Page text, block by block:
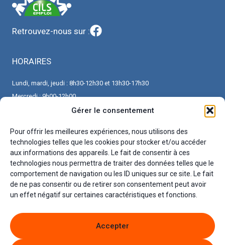
Gérer le consentement
Pour offrir les meilleures expériences, nous utilisons des
technologies telles que les cookies pour stocker et/ou accéder
aux informations des appareils. Le fait de consentir à ces
technologies nous permettra de traiter des données telles que le
comportement de navigation ou les ID uniques sur ce site. Le fait
de ne pas consentir ou de retirer son consentement peut avoir
un effet négatif sur certaines caractéristiques et fonctions.
Accepter
Retrouvez-nous sur :
HORAIRES
Lundi, mardi, jeudi : 8h30-12h30 et 13h30-17h30
Mercredi : 9h00-12h00
Vendredi : 8h30-12h30 et 13h30-16h30
CONTACT
Véronique Jurion, conseillère en insertion professionnelle
Valérie Raimond, accueil et secrétariat
45 Rue Hippolyte Martin - 45240 La Ferté St Aubin
Téléphone : 06.32.02.62.84 / 02.38.64.80.40
Email : contact@cils-emploi.fr